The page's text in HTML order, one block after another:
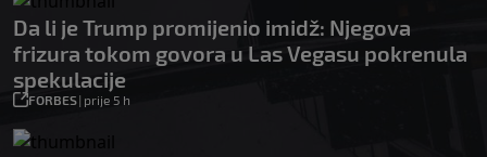
Da li je Trump promijenio imidž: Njegova
frizura tokom govora u Las Vegasu pokrenula
spekulacije
FORBES| prije 5 h